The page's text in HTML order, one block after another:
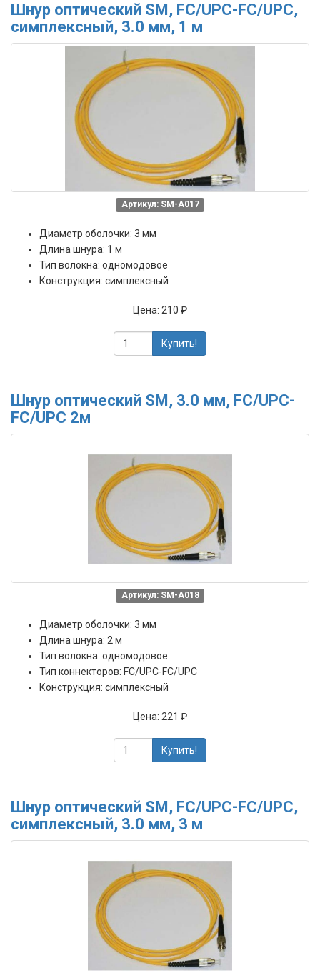
Шнур оптический SM, FC/UPC-FC/UPC,
симплексный, 3.0 мм, 1 м
Артикул: SM-A017
Диаметр оболочки: 3 мм
Длина шнура: 1 м
Тип волокна: одномодовое
Конструкция: симплексный
Цена: 210 ₽
Купить!
Шнур оптический SM, 3.0 мм, FC/UPC-
FC/UPC 2м
Артикул: SM-A018
Диаметр оболочки: 3 мм
Длина шнура: 2 м
Тип волокна: одномодовое
Тип коннекторов: FC/UPC-FC/UPC
Конструкция: симплексный
Цена: 221 ₽
Купить!
Шнур оптический SM, FC/UPC-FC/UPC,
симплексный, 3.0 мм, 3 м